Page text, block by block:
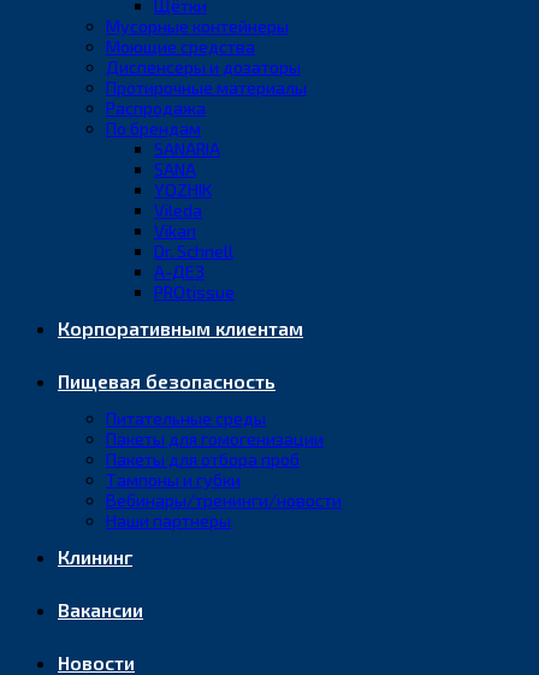
Щётки
Мусорные контейнеры
Моющие средства
Диспенсеры и дозаторы
Протирочные материалы
Распродажа
По брендам
SANARIA
SANA
YOZHIK
Vileda
Vikan
Dr. Schnell
А-ДЕЗ
PROtissue
Корпоративным клиентам
Пищевая безопасность
Питательные среды
Пакеты для гомогенизации
Пакеты для отбора проб
Тампоны и губки
Вебинары/тренинги/новости
Наши партнеры
Клининг
Вакансии
Новости